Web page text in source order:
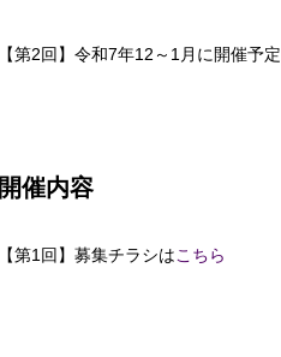
【第2回】令和7年12～1月に開催予定
開催内容
【第1回】募集チラシはこちら